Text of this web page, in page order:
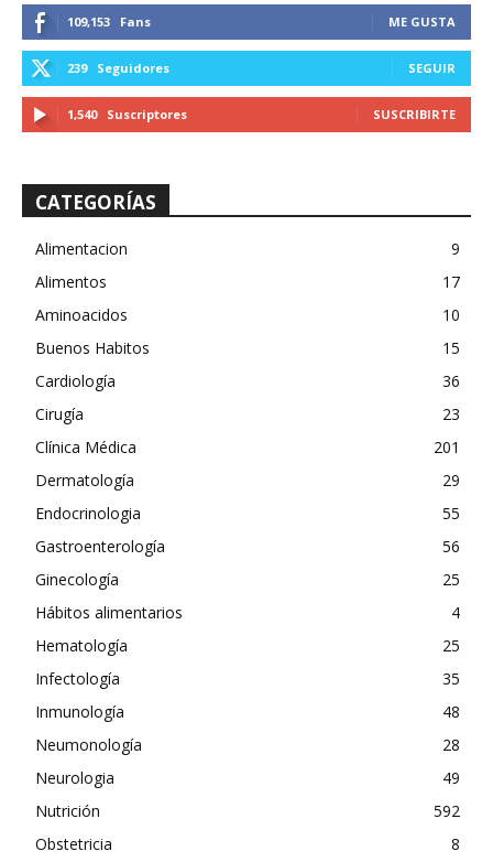
109,153 Fans ME GUSTA
239 Seguidores SEGUIR
1,540 Suscriptores SUSCRIBIRTE
CATEGORÍAS
Alimentacion
9
Alimentos
17
Aminoacidos
10
Buenos Habitos
15
Cardiología
36
Cirugía
23
Clínica Médica
201
Dermatología
29
Endocrinologia
55
Gastroenterología
56
Ginecología
25
Hábitos alimentarios
4
Hematología
25
Infectología
35
Inmunología
48
Neumonología
28
Neurologia
49
Nutrición
592
Obstetricia
8